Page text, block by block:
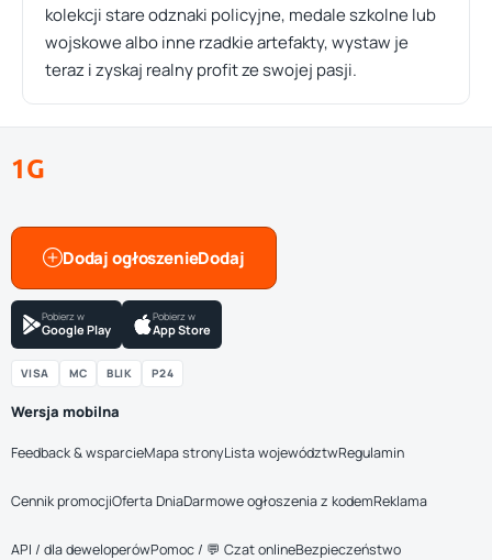
kolekcji stare odznaki policyjne, medale szkolne lub
wojskowe albo inne rzadkie artefakty, wystaw je
teraz i zyskaj realny profit ze swojej pasji.
1G
Dodaj ogłoszenie
Pobierz w
Google Play
Pobierz w
App Store
VISA MC BLIK P24
Wersja mobilna
Feedback & wsparcieMapa stronyLista województwRegulamin
Cennik promocjiOferta DniaDarmowe ogłoszenia z kodemReklama
API / dla deweloperówPomoc / 💬 Czat onlineBezpieczeństwo